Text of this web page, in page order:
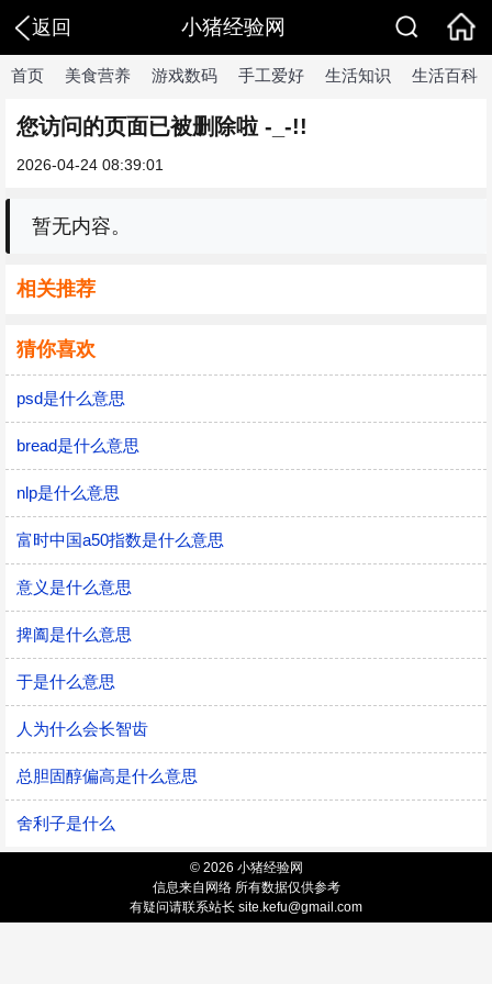
返回 小猪经验网
首页 美食营养 游戏数码 手工爱好 生活知识 生活百科
您访问的页面已被删除啦 -_-!!
2026-04-24 08:39:01
暂无内容。
相关推荐
猜你喜欢
psd是什么意思
bread是什么意思
nlp是什么意思
富时中国a50指数是什么意思
意义是什么意思
捭阖是什么意思
于是什么意思
人为什么会长智齿
总胆固醇偏高是什么意思
舍利子是什么
© 2026 小猪经验网
信息来自网络 所有数据仅供参考
有疑问请联系站长 site.kefu@gmail.com